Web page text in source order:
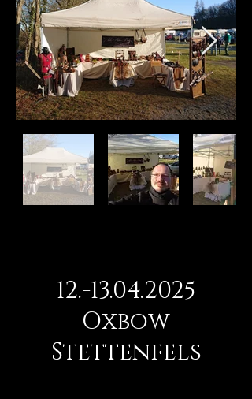
12.-13.04.2025
Oxbow
Stettenfels